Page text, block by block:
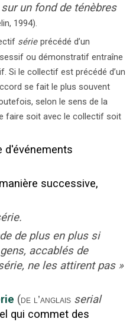
un fond de ténèbres
1994).
série précédé d’un
ou démonstratif entraîne
Si le collectif est précédé d’un
se fait le plus souvent
selon le sens de la
faire soit avec le collectif soit
d'événements
successive,
de plus en plus si
accablés de
ne les attirent pas »
(de l’anglais serial
qui commet des